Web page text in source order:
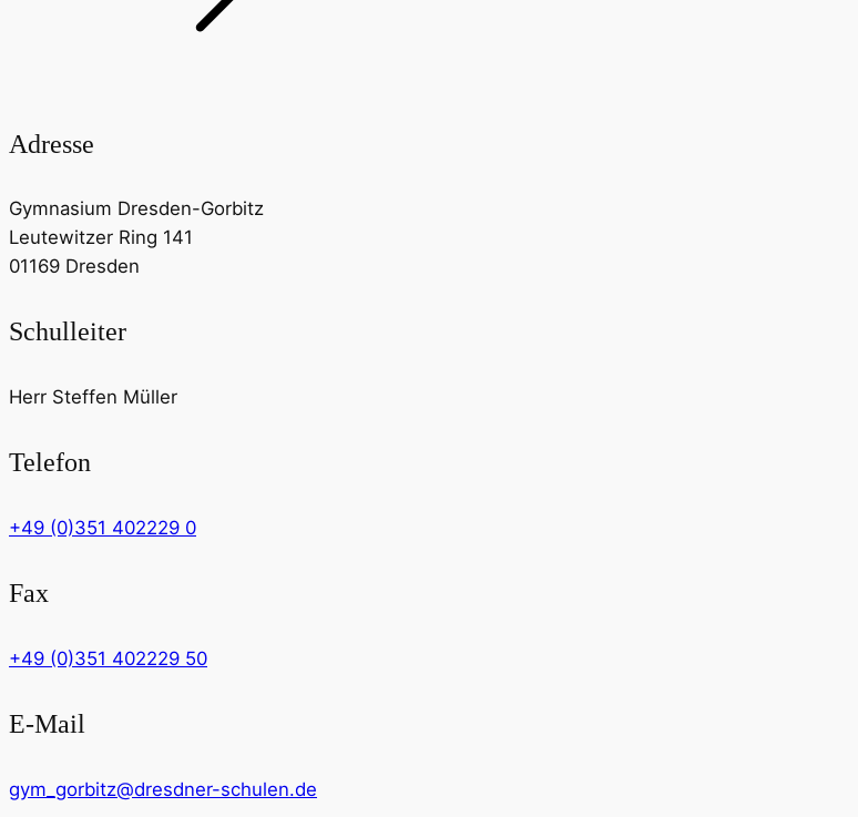
Adresse
Gymnasium Dresden-Gorbitz
Leutewitzer Ring 141
01169 Dresden
Schulleiter
Herr Steffen Müller
Telefon
+49 (0)351 402229 0
Fax
+49 (0)351 402229 50
E-Mail
gym_gorbitz@dresdner-schulen.de